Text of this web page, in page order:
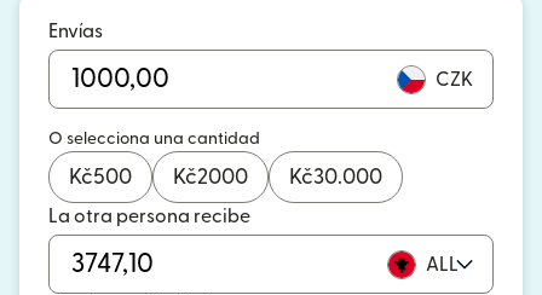
Envías
CZK
O selecciona una cantidad
Kč500 Kč2000 Kč30.000
La otra persona recibe
ALL